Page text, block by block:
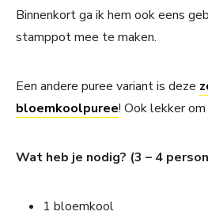
Binnenkort ga ik hem ook eens
stamppot mee te maken.
Een andere puree variant is deze
bloemkoolpuree! Ook lekker
Wat heb je nodig? (3 – 4
1 bloemkool